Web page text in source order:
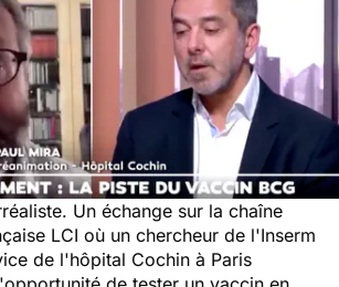
Un échange sur la chaîne
LCI où un chercheur de l'Inserm
de l'hôpital Cochin à Paris